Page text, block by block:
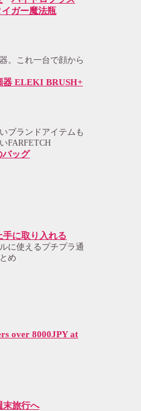
イガー魔法瓶
。これ一台で顔から
器 ELEKI BRUSH+
ブランドアイテムも
FARFETCH
ッグ
手に取り入れる
に使えるプチプラ通
め
over 8000JPY at
末旅行へ